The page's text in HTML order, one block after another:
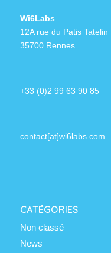
Wi6Labs
12A rue du Patis Tatelin
35700 Rennes
+33 (0)2 99 63 90 85
contact[at]wi6labs.com
CATÉGORIES
Non classé
News